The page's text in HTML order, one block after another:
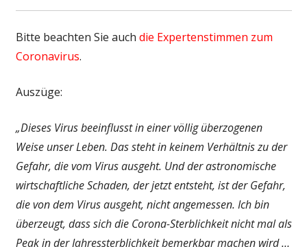
Bitte beachten Sie auch die Expertenstimmen zum
Coronavirus.
Auszüge:
„Dieses Virus beeinflusst in einer völlig überzogenen
Weise unser Leben. Das steht in keinem Verhältnis zu der
Gefahr, die vom Virus ausgeht. Und der astronomische
wirtschaftliche Schaden, der jetzt entsteht, ist der Gefahr,
die von dem Virus ausgeht, nicht angemessen. Ich bin
überzeugt, dass sich die Corona-Sterblichkeit nicht mal als
Peak in der Jahressterblichkeit bemerkbar machen wird …